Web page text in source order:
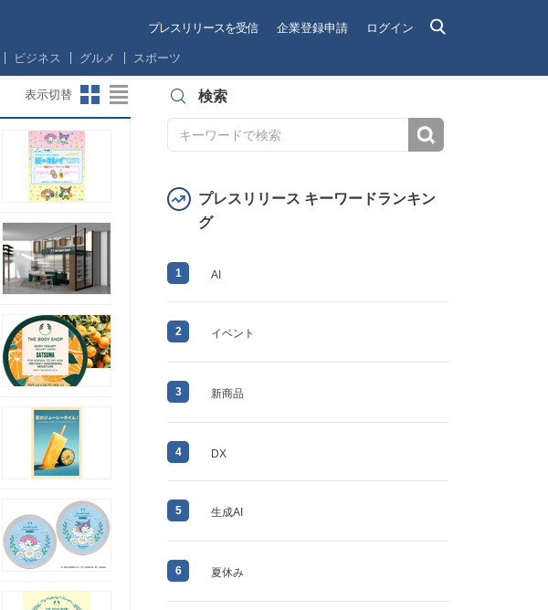
プレスリリースを受信 企業登録申請 ログイン
ビジネス グルメ スポーツ
表示切替 検索
プレスリリース キーワードランキン
グ
1 AI
2 イベント
3 新商品
4 DX
5 生成AI
6 夏休み